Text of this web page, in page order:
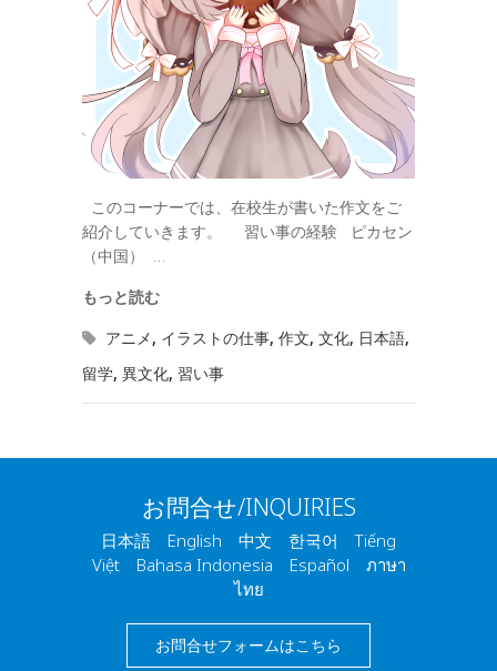
このコーナーでは、在校生が書いた作文をご
紹介していきます。 習い事の経験 ピカセン
（中国） …
もっと読む
アニメ, イラストの仕事, 作文, 文化, 日本語,
留学, 異文化, 習い事
お問合せ/INQUIRIES
日本語 English 中文 한국어 Tiếng
Việt Bahasa Indonesia Español ภาษา
ไทย
お問合せフォームはこちら